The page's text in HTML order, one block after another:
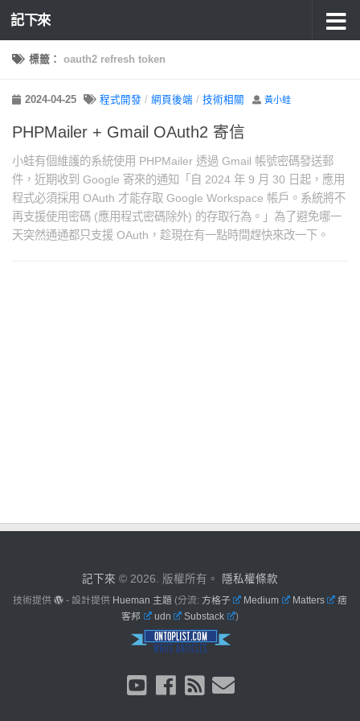
記下來
標籤： oauth2 refresh token
2024-04-25 程式開發 / 網頁後端 / 技術相關 黃小蛙
PHPMailer + Gmail OAuth2 寄信
小蛙有個維護的系統使用 PHPMailer 透過 Gmail 帳號密碼發送郵
件，近期收到 Google 寄來的通知「自 2024 年 9 月 30 日起，應用
程式必須採用 OAuth 才能存取 Google Workspace 帳戶。系統將不
再支援使用密碼 (應用程式密碼除外) 的存取行為。」為了避免哪一
天突然通通都只支援 OAuth，趁現在有一點時間趕快來改一下。
記下來 © 2026. 版權所有。 隱私權條款
技術提供 - 設計提供 Hueman 主題 (分流: 方格子 Medium Matters
痞
客邦
udn Substack )